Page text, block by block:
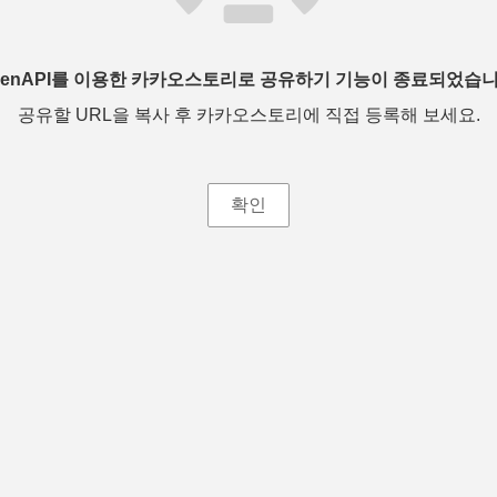
를 이용한 카카오스토리로 공유하기 기능이 종료되었습
공유할 URL을 복사 후 카카오스토리에 직접 등록해 보세요.
확인